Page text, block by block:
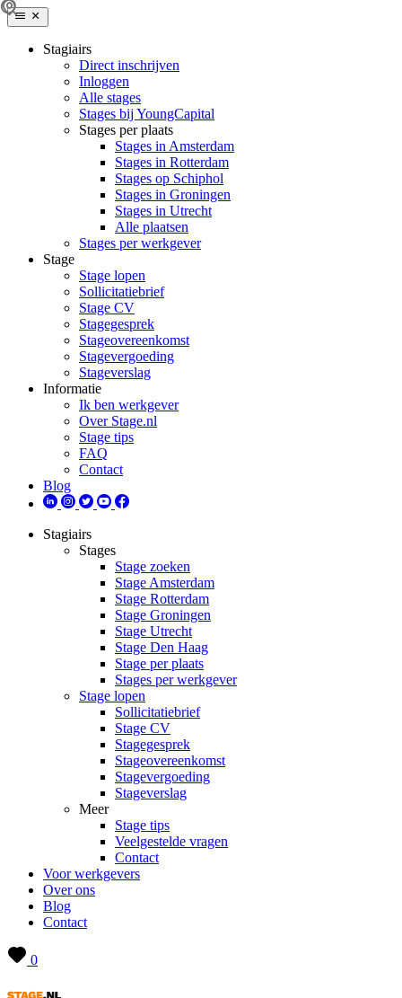
Stagiairs
Direct inschrijven
Inloggen
Alle stages
Stages bij YoungCapital
Stages per plaats
Stages in Amsterdam
Stages in Rotterdam
Stages op Schiphol
Stages in Groningen
Stages in Utrecht
Alle plaatsen
Stages per werkgever
Stage
Stage lopen
Sollicitatiebrief
Stage CV
Stagegesprek
Stageovereenkomst
Stagevergoeding
Stageverslag
Informatie
Ik ben werkgever
Over Stage.nl
Stage tips
FAQ
Contact
Blog
Stagiairs
Stages
Stage zoeken
Stage Amsterdam
Stage Rotterdam
Stage Groningen
Stage Utrecht
Stage Den Haag
Stage per plaats
Stages per werkgever
Stage lopen
Sollicitatiebrief
Stage CV
Stagegesprek
Stageovereenkomst
Stagevergoeding
Stageverslag
Meer
Stage tips
Veelgestelde vragen
Contact
Voor werkgevers
Over ons
Blog
Contact
0